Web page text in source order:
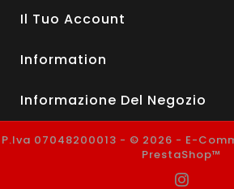
Il Tuo Account
Information
Informazione Del Negozio
P.Iva 07048200013 - © 2026 - E-
PrestaShop™